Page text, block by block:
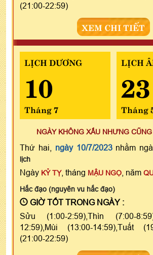
(21:00-22:59)
XEM CHI TIẾT
LỊCH DƯƠNG
10
Tháng 7
LỊCH
23
Tháng
NGÀY KHÔNG XẤU NHƯNG
Thứ hai, ngày 10/7/2023nhằm
lịch
Ngày KỶ TỴ, tháng MẬU NGỌ , năm
Hắc đạo (nguyên vu hắc đạo)
GIỜ TỐT TRONG NGÀY :
Sửu (1:00-2:59),Thìn (7:00-
12:59),Mùi (13:00-14:59),Tuất
(21:00-22:59)